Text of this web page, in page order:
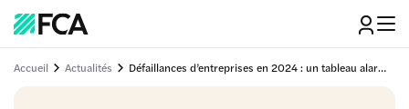
Accueil Actualités Défaillances d’entreprises en 2024 : un tableau alarmant mais des signaux encourageants pour le Commerce Coopératif et Associé